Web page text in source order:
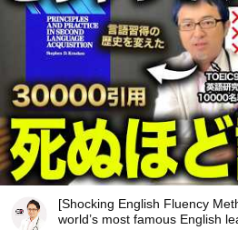
[Shocking English Fluency
world’s most famous English